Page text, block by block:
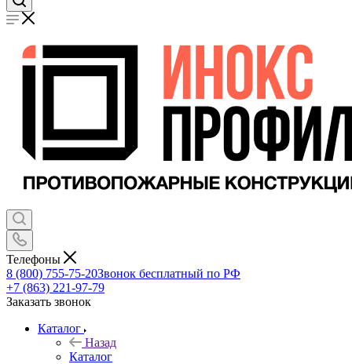
Телефоны
8 (800) 755-75-20Звонок бесплатный по РФ
+7 (863) 221-97-79
Заказать звонок
Каталог
Назад
Каталог